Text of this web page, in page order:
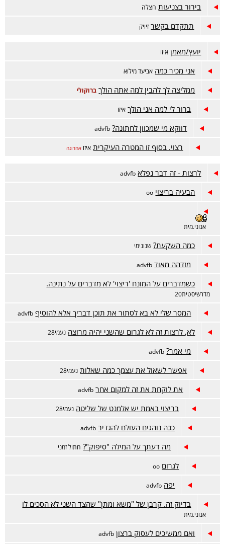
בירור בצניעות חצלה
תתקדם בקשר זיויק
יועץ/מאמן איזו
אני מכיר כמה אביעד מילוא
ממליצה לך להבין למה אתה הולך ברוקולי
ברור לי למה אני הולך איזו
דווקא מי שמכוון לחתונה? advfb
רצוי. בסוף זו המטרה העיקרית איזו אחרונה
לרצות - זה דבר נפלא advfb
הבעיה בריצוי oo
אנוני.מית
כמה השקעת? שנונימי
מזדהה מאוד advfb
כשמדברים על המונח 'ריצוי' לא מדברים על נתינה.
מדרשיסטית20
המסר שלי לא בא לסתור את תוכן דבריך אלא להוסיף advfb
לא, לרצות זה לא לגרום שהשני יהיה מרוצה נעמי28
מי אמר? advfb
אפשר לשאול את עצמך כמה שאלות נעמי28
את לוקחת את זה למקום אחר advfb
בריצוי באמת יש אלמנט של שליטה נעמי28
ככה נוהגים העולם להגדיר advfb
מה דעתך על המילה "סיפוק"? חתול זמני
לגרום oo
יפה advfb
בדיוק זה. קרבן של "משא ומתן" שהצד השני לא הסכים לו
אנוני.מית
ואם ממשיכים לעסוק ברצון advfb